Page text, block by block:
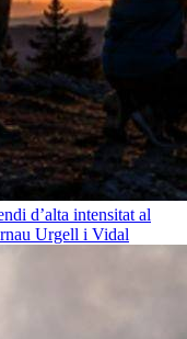
d’alta intensitat al
Urgell i Vidal